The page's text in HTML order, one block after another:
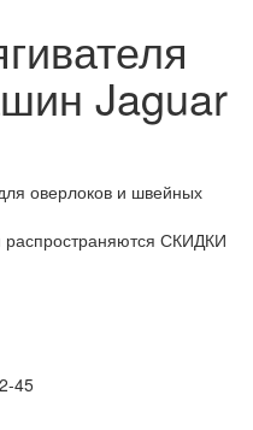
Jaguar
оверлоков и швейных
распространяются СКИДКИ
45